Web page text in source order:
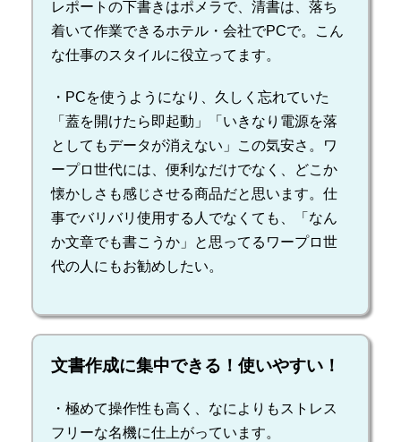
レポートの下書きはポメラで、清書は、落ち
着いて作業できるホテル・会社でPCで。こん
な仕事のスタイルに役立ってます。
・PCを使うようになり、久しく忘れていた
「蓋を開けたら即起動」「いきなり電源を落
としてもデータが消えない」この気安さ。ワ
ープロ世代には、便利なだけでなく、どこか
懐かしさも感じさせる商品だと思います。仕
事でバリバリ使用する人でなくても、「なん
か文章でも書こうか」と思ってるワープロ世
代の人にもお勧めしたい。
文書作成に集中できる！使いやすい！
・極めて操作性も高く、なによりもストレス
フリーな名機に仕上がっています。